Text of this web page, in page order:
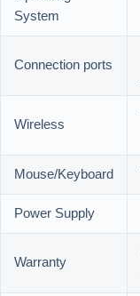
System
Connection ports
Wireless
Mouse/Keyboard
Power Supply
Warranty